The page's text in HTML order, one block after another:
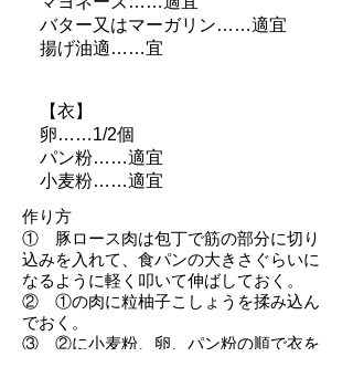
バター又はマーガリン……適宜
揚げ油適……宜
【衣】
卵……1/2個
パン粉……適宜
小麦粉……適宜
作り方
① 豚ロース肉は包丁で筋の部分に切り
込みを入れて、食パンの大きさぐらいに
なるように軽く叩いて伸ばしておく。
② ①の肉に粒柚子こしょうを揉み込ん
でおく。
③ ②に小麦粉、卵、パン粉の順で衣を